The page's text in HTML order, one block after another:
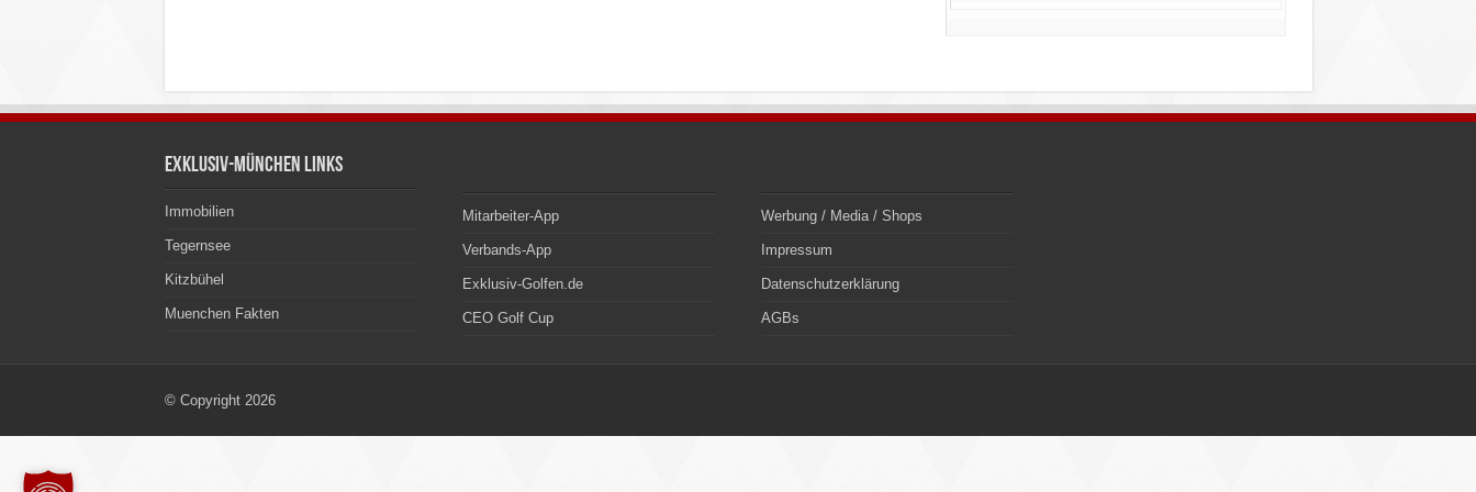
Exklusiv-München Links
Immobilien
Tegernsee
Kitzbühel
Muenchen Fakten
Mitarbeiter-App
Verbands-App
Exklusiv-Golfen.de
CEO Golf Cup
Werbung / Media / Shops
Impressum
Datenschutzerklärung
AGBs
© Copyright 2026